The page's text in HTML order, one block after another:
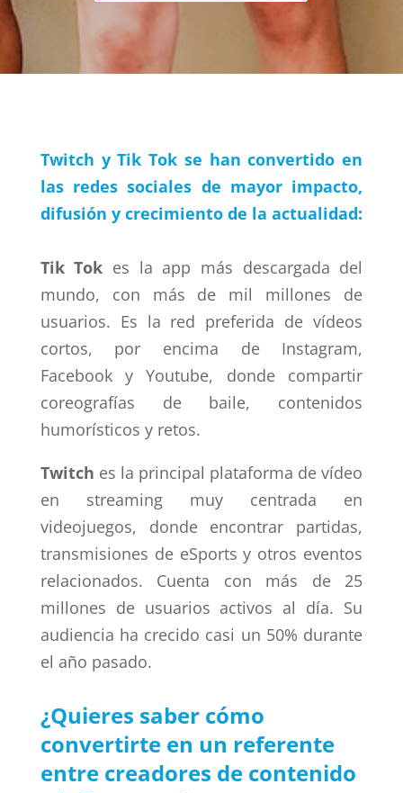
Twitch y Tik Tok se han convertido en
las redes sociales de mayor impacto,
difusión y crecimiento de la actualidad:
Tik Tok es la app más descargada del
mundo, con más de mil millones de
usuarios. Es la red preferida de vídeos
cortos, por encima de Instagram,
Facebook y Youtube, donde compartir
coreografías de baile, contenidos
humorísticos y retos.
Twitch es la principal plataforma de vídeo
en streaming muy centrada en
videojuegos, donde encontrar partidas,
transmisiones de eSports y otros eventos
relacionados. Cuenta con más de 25
millones de usuarios activos al día. Su
audiencia ha crecido casi un 50% durante
el año pasado.
¿Quieres saber cómo
convertirte en un referente
entre creadores de contenido